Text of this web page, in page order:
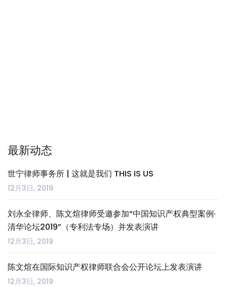
最新动态
世宁律师事务所 | 这就是我们 THIS IS US
12月3日, 2019
刘永全律师、陈文煊律师受邀参加“中国知识产权典型案例·
清华论坛2019”（专利法专场）并发表演讲
12月3日, 2019
陈文煊在国际知识产权律师联合会公开论坛上发表演讲
12月3日, 2019